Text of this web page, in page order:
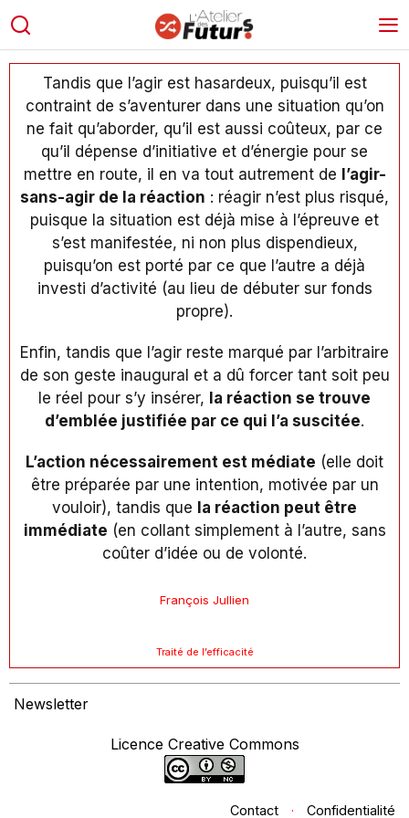
Tandis que l’agir est hasardeux, puisqu’il est
contraint de s’aventurer dans une situation qu’on
ne fait qu’aborder, qu’il est aussi coûteux, par ce
qu’il dépense d’initiative et d’énergie pour se
mettre en route, il en va tout autrement de l’agir-
sans-agir de la réaction : réagir n’est plus risqué,
puisque la situation est déjà mise à l’épreuve et
s’est manifestée, ni non plus dispendieux,
puisqu’on est porté par ce que l’autre a déjà
investi d’activité (au lieu de débuter sur fonds
propre).
Enfin, tandis que l’agir reste marqué par l’arbitraire
de son geste inaugural et a dû forcer tant soit peu
le réel pour s’y insérer, la réaction se trouve
d’emblée justifiée par ce qui l’a suscitée.
L’action nécessairement est médiate (elle doit
être préparée par une intention, motivée par un
vouloir), tandis que la réaction peut être
immédiate (en collant simplement à l’autre, sans
coûter d’idée ou de volonté.
François Jullien
Traité de l’efficacité
Newsletter
Licence Creative Commons
Contact · Confidentialité